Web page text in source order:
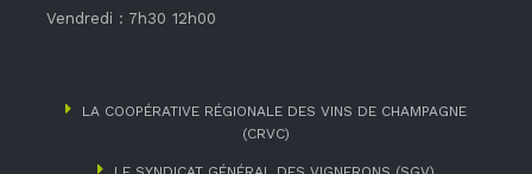
Vendredi : 7h30 12h00
LA COOPÉRATIVE RÉGIONALE DES VINS DE CHAMPAGNE
(CRVC)